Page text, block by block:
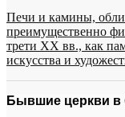
Печи и камины,
преимущественно
трети XX вв., как
искусства и
Бывшие церкви